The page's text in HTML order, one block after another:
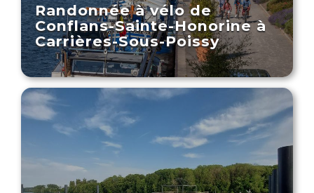
Randonnée à vélo de
Conflans-Sainte-Honorine à
Carrières-Sous-Poissy